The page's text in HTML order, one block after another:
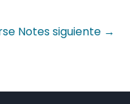
Notes siguiente →